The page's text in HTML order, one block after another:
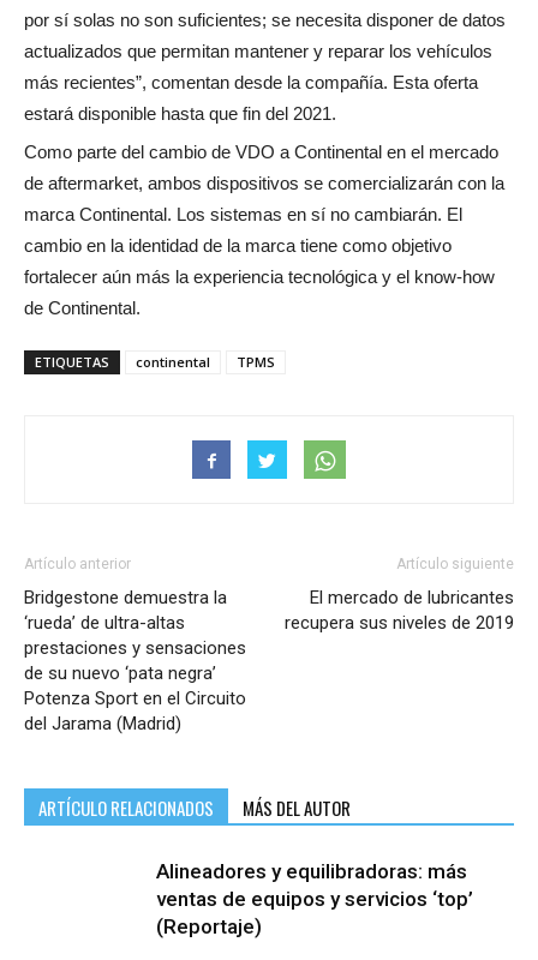
por sí solas no son suficientes; se necesita disponer de datos
actualizados que permitan mantener y reparar los vehículos
más recientes”, comentan desde la compañía. Esta oferta
estará disponible hasta que fin del 2021.
Como parte del cambio de VDO a Continental en el mercado
de aftermarket, ambos dispositivos se comercializarán con la
marca Continental. Los sistemas en sí no cambiarán. El
cambio en la identidad de la marca tiene como objetivo
fortalecer aún más la experiencia tecnológica y el know-how
de Continental.
ETIQUETAS continental TPMS
Artículo anterior
Bridgestone demuestra la
‘rueda’ de ultra-altas
prestaciones y sensaciones
de su nuevo ‘pata negra’
Potenza Sport en el Circuito
del Jarama (Madrid)
Artículo siguiente
El mercado de lubricantes
recupera sus niveles de 2019
ARTÍCULO RELACIONADOS MÁS DEL AUTOR
Alineadores y equilibradoras: más
ventas de equipos y servicios ‘top’
(Reportaje)